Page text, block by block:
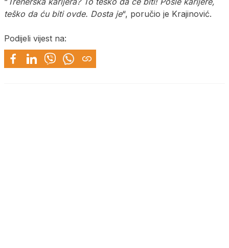
teško da ću biti ovde. Dosta je“, poručio je Krajinović.
Podijeli vijest na: